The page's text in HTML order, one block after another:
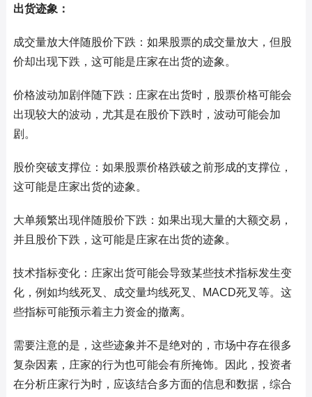
出货迹象：
成交量放大伴随股价下跌：如果股票的成交量放大，但股
价却出现下跌，这可能是庄家在出货的迹象。
价格波动加剧伴随下跌：庄家在出货时，股票价格可能会
出现较大的波动，尤其是在股价下跌时，波动可能会加
剧。
股价突破支撑位：如果股票价格跌破之前形成的支撑位，
这可能是庄家出货的迹象。
大单频繁出现伴随股价下跌：如果出现大量的大额交易，
并且股价下跌，这可能是庄家在出货的迹象。
技术指标变化：庄家出货可能会导致某些技术指标发生变
化，例如均线死叉、成交量均线死叉、MACD死叉等。这
些指标可能预示着主力资金的撤离。
需要注意的是，这些迹象并不是绝对的，市场中存在很多
复杂因素，庄家的行为也可能会有所掩饰。因此，投资者
在分析庄家行为时，应该结合多方面的信息和数据，综合